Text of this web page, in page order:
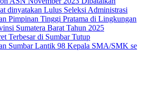
dinyatakan Lulus Seleksi Administrasi
Pimpinan Tinggi Pratama di Lingkungan
Sumatera Barat Tahun 2025
Terbesar di Sumbar Tutup
Sumbar Lantik 98 Kepala SMA/SMK se